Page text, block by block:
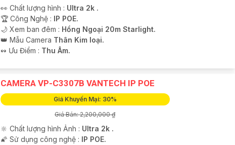
👀 Chất lượng hình : Ultra 2k .
🏆 Công Nghệ :
IP POE.
🌙 Xem ban đêm : Hồng Ngoại 20m Starlight.
👑 Mẫu Camera Thân Kim loại.
️↭ Ưu Điểm : Thu Âm.
CAMERA VP-C3307B VANTECH IP POE
Giá Khuyến Mại: 30%
Giá Bán: 2,200,000 ₫
🔆 Chất lượng hình Ảnh : Ultra 2k .
🌠 Sử dụng công nghệ :
IP POE.